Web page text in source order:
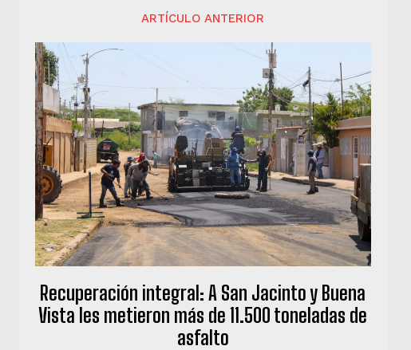
ARTÍCULO ANTERIOR
‎Recuperación integral: A San Jacinto y Buena
Vista les metieron más de 11.500 toneladas de
asfalto